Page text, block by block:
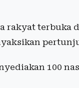
rakyat terbuka
100